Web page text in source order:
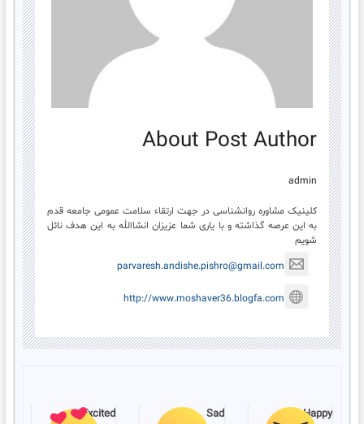
About Post Author
admin
کلینیک مشاوره روانشناسی در جهت ارتقاء سلامت عمومی جامعه قدم
به این عرصه گذاشته و با یاری شما عزیزان انشاالله به این هدف نائل
شویم
parvaresh.andishe.pishro@gmail.com
http://www.moshaver36.blogfa.com
Happy
Sad
Excited